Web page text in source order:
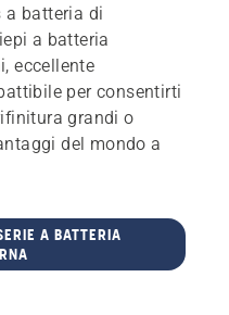
a batteria di
a batteria
eccellente
per consentirti
grandi o
del mondo a
A BATTERIA